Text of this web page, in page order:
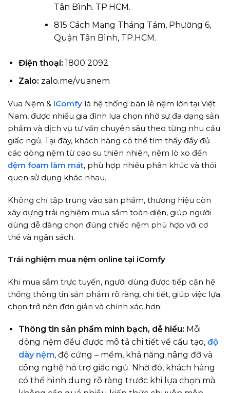
Tân Bình. TP.HCM.
815 Cách Mạng Tháng Tám, Phường 6,
Quận Tân Bình, TP.HCM.
Điện thoại: 1800 2092
Zalo: zalo.me/vuanem
Vua Nệm & iComfy là hệ thống bán lẻ nệm lớn tại Việt
Nam, được nhiều gia đình lựa chọn nhờ sự đa dạng sản
phẩm và dịch vụ tư vấn chuyên sâu theo từng nhu cầu
giấc ngủ. Tại đây, khách hàng có thể tìm thấy đầy đủ
các dòng nệm từ cao su thiên nhiên, nệm lò xo đến
đệm foam làm mát, phù hợp nhiều phân khúc và thói
quen sử dụng khác nhau.
Không chỉ tập trung vào sản phẩm, thương hiệu còn
xây dựng trải nghiệm mua sắm toàn diện, giúp người
dùng dễ dàng chọn đúng chiếc nệm phù hợp với cơ
thể và ngân sách.
Trải nghiệm mua nệm online tại iComfy
Khi mua sắm trực tuyến, người dùng được tiếp cận hệ
thống thông tin sản phẩm rõ ràng, chi tiết, giúp việc lựa
chọn trở nên đơn giản và chính xác hơn:
Thông tin sản phẩm minh bạch, dễ hiểu: Mỗi
dòng nệm đều được mô tả chi tiết về cấu tạo, độ
dày nệm, độ cứng – mềm, khả năng nâng đỡ và
công nghệ hỗ trợ giấc ngủ. Nhờ đó, khách hàng
có thể hình dung rõ ràng trước khi lựa chọn mà